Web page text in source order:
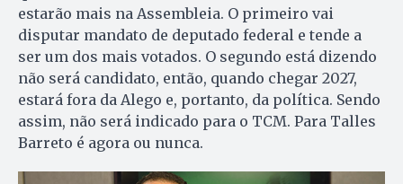
estarão mais na Assembleia. O primeiro vai
disputar mandato de deputado federal e tende a
ser um dos mais votados. O segundo está dizendo
não será candidato, então, quando chegar 2027,
estará fora da Alego e, portanto, da política. Sendo
assim, não será indicado para o TCM. Para Talles
Barreto é agora ou nunca.